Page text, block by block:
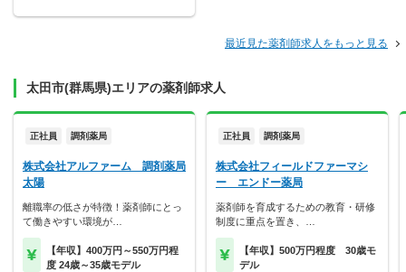
最近見た薬剤師求人をもっと見る
太田市(群馬県)エリアの薬剤師求人
正社員 調剤薬局
株式会社アルファーム 調剤薬局
太陽
離職率の低さが特徴！薬剤師にとっ
て働きやすい環境が…
【年収】400万円～550万円程
度 24歳～35歳モデル
正社員 調剤薬局
株式会社フィールドファーマシ
ー エンドー薬局
薬剤師を育成するための教育・研修
制度に重点を置き、…
【年収】500万円程度 30歳モ
デル